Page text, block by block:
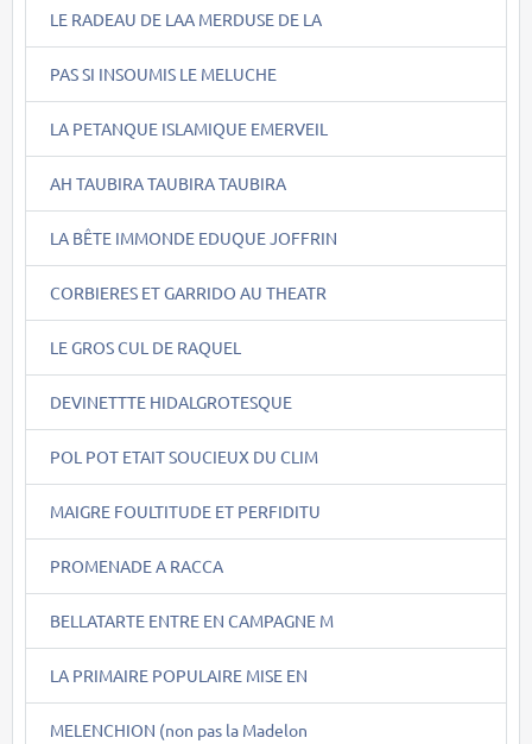
LE RADEAU DE LAA MERDUSE DE LA
PAS SI INSOUMIS LE MELUCHE
LA PETANQUE ISLAMIQUE EMERVEIL
AH TAUBIRA TAUBIRA TAUBIRA
LA BÊTE IMMONDE EDUQUE JOFFRIN
CORBIERES ET GARRIDO AU THEATR
LE GROS CUL DE RAQUEL
DEVINETTTE HIDALGROTESQUE
POL POT ETAIT SOUCIEUX DU CLIM
MAIGRE FOULTITUDE ET PERFIDITU
PROMENADE A RACCA
BELLATARTE ENTRE EN CAMPAGNE M
LA PRIMAIRE POPULAIRE MISE EN
MELENCHION (non pas la Madelon